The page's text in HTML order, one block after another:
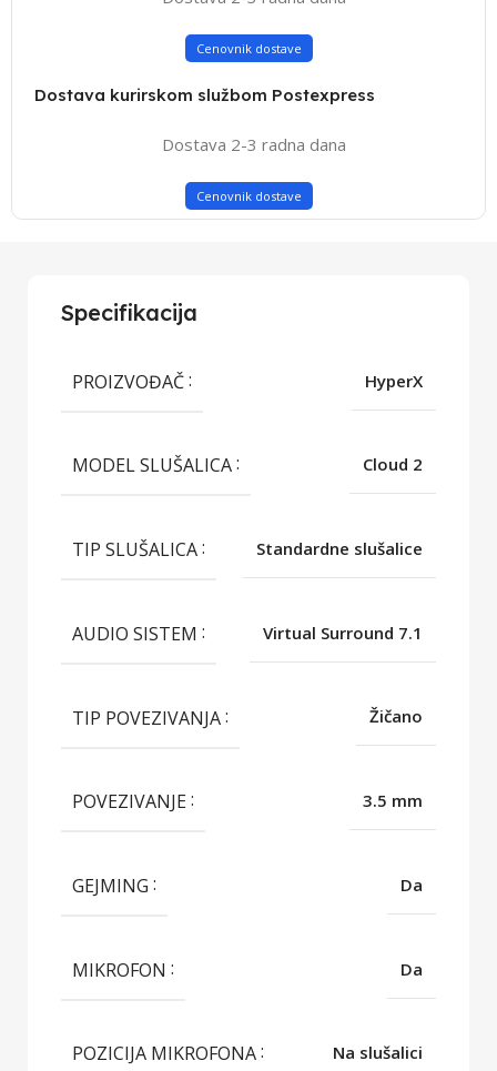
Cenovnik dostave
Dostava kurirskom službom Postexpress
Dostava 2-3 radna dana
Cenovnik dostave
Specifikacija
PROIZVOĐAČ HyperX
MODEL SLUŠALICA Cloud 2
TIP SLUŠALICA Standardne slušalice
AUDIO SISTEM Virtual Surround 7.1
TIP POVEZIVANJA Žičano
POVEZIVANJE 3.5 mm
GEJMING Da
MIKROFON Da
POZICIJA MIKROFONA Na slušalici